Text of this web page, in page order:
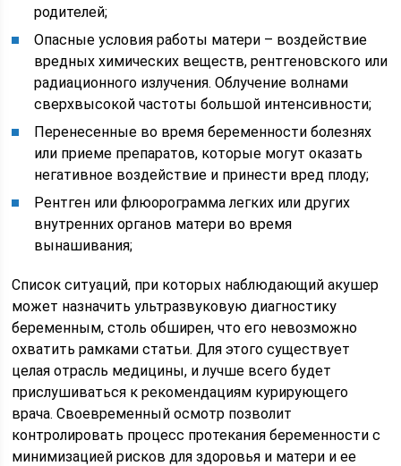
родителей;
Опасные условия работы матери – воздействие
вредных химических веществ, рентгеновского или
радиационного излучения. Облучение волнами
сверхвысокой частоты большой интенсивности;
Перенесенные во время беременности болезнях
или приеме препаратов, которые могут оказать
негативное воздействие и принести вред плоду;
Рентген или флюорограмма легких или других
внутренних органов матери во время
вынашивания;
Список ситуаций, при которых наблюдающий акушер
может назначить ультразвуковую диагностику
беременным, столь обширен, что его невозможно
охватить рамками статьи. Для этого существует
целая отрасль медицины, и лучше всего будет
прислушиваться к рекомендациям курирующего
врача. Своевременный осмотр позволит
контролировать процесс протекания беременности с
минимизацией рисков для здоровья и матери и ее